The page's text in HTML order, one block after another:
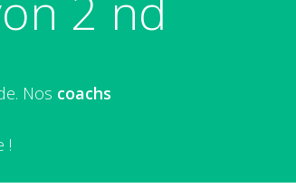
Nos coachs
!